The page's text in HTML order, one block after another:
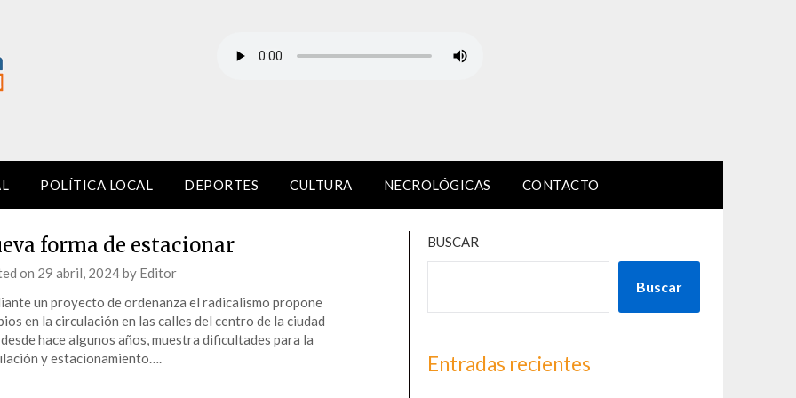
POLÍTICA LOCAL DEPORTES CULTURA NECROLÓGICAS CONTACTO
forma de estacionar
on 29 abril, 2024by Editor
un proyecto de ordenanza el radicalismo propone
en la circulación en las calles del centro de la ciudad
hace algunos años, muestra dificultades para la
y estacionamiento….
BUSCAR
Buscar
Entradas recientes